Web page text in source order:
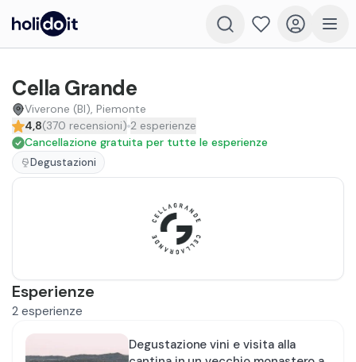
Cella Grande
Viverone (BI), Piemonte
4,8(370 recensioni) 2 esperienze
Cancellazione gratuita per tutte le esperienze
Degustazioni
Esperienze
2 esperienze
Degustazione vini e visita alla